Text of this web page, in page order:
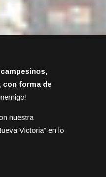
con forma de
nuestra
Victoria” en lo